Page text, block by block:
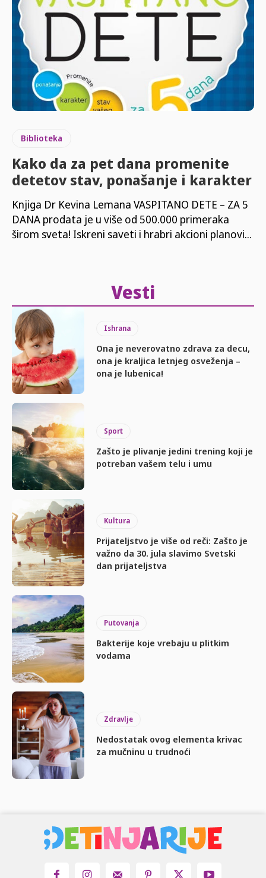
Biblioteka
Kako da za pet dana promenite
detetov stav, ponašanje i karakter
Knjiga Dr Kevina Lemana VASPITANO DETE – ZA 5
DANA prodata je u više od 500.000 primeraka
širom sveta! Iskreni saveti i hrabri akcioni planovi...
Vesti
Ishrana
Ona je neverovatno zdrava za decu,
ona je kraljica letnjeg osveženja –
ona je lubenica!
Sport
Zašto je plivanje jedini trening koji je
potreban vašem telu i umu
Kultura
Prijateljstvo je više od reči: Zašto je
važno da 30. jula slavimo Svetski
dan prijateljstva
Putovanja
Bakterije koje vrebaju u plitkim
vodama
Zdravlje
Nedostatak ovog elementa krivac
za mučninu u trudnoći